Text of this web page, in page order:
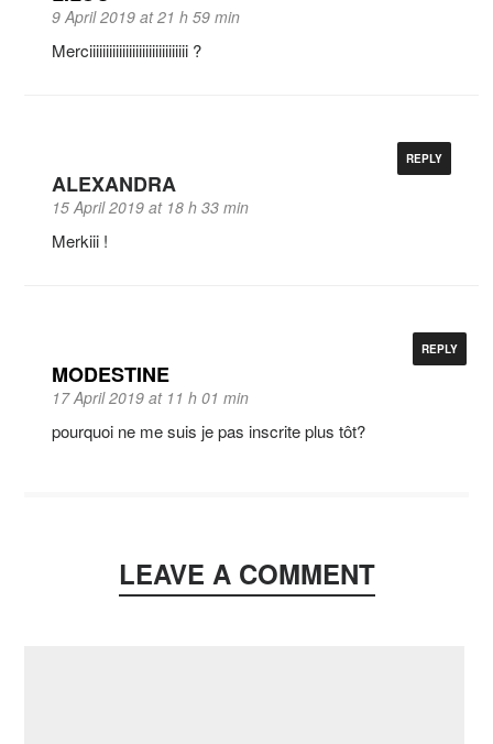
9 April 2019 at 21 h 59 min
Merciiiiiiiiiiiiiiiiiiiiiiiiiiiiii ?
ALEXANDRA
15 April 2019 at 18 h 33 min
REPLY
Merkiii !
MODESTINE
17 April 2019 at 11 h 01 min
REPLY
pourquoi ne me suis je pas inscrite plus tôt?
LEAVE A COMMENT